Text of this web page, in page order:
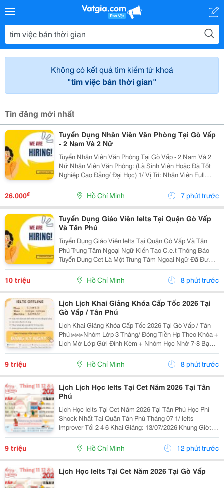
Không có kết quả tìm kiếm từ khoá
"tim việc bán thời gian"
Tin đăng mới nhất
Tuyển Dụng Nhân Viên Văn Phòng Tại Gò Vấp
- 2 Nam Và 2 Nữ
Tuyển Nhân Viên Văn Phòng Tại Gò Vấp - 2 Nam Và 2
Nữ Nhân Viên Văn Phòng: (Là Sinh Viên Hoặc Đã Tốt
Nghiệp Cao Đẳng/ Đại Học) 1/ Vị Trí: Nhân Viên Full
Time (2 Nam 2 Nữ) Ca Làm: 13:00 Đến 21:00 (1 Tháng
Được Nghỉ Phép 1 Ngày, Và Hưởng Các Ngày...
26.000₫ Hồ Chí Minh 7 phút trước
Tuyển Dụng Giáo Viên Ielts Tại Quận Gò Vấp
Và Tân Phú
Tuyển Dụng Giáo Viên Ielts Tại Quận Gò Vấp Và Tân
Phú Trung Tâm Ngoại Ngữ Kiến Tạo C.e.t Thông Báo
Tuyển Dụng Cet Là Một Trung Tâm Ngoại Ngữ Đã Được
Thành Lập 16 Năm Chuyên Về Chương Trình Anh Văn
Học Thuật Ielts &Ndash; Toefl Ibt. Trung Tâm...
10 triệu Hồ Chí Minh 8 phút trước
Lịch Lịch Khai Giảng Khóa Cấp Tốc 2026 Tại
Gò Vấp / Tân Phú
Lịch Khai Giảng Khóa Cấp Tốc 2026 Tại Gò Vấp / Tân
Phú ≫≫≫Nhóm Lớp 3 Tháng/ Đóng Tiền Hp Theo Khóa +
Lịch Mở Lớp Gửi Đính Kèm + Nhóm Học Nhờ 7-8 Bạn/
Lớp + Giáo Trình Ielts Có Band Điểm Lộ Trình, Sách
Nước Ngoài Bám Sát + Chia Đều 4 Kỹ...
9 triệu Hồ Chí Minh 8 phút trước
Lịch Lịch Học Ielts Tại Cet Năm 2026 Tại Tân
Phú
Lịch Học Ielts Tại Cet Năm 2026 Tại Tân Phú Học Phí
Shock Nhất Tại Quận Tân Phú Tháng 07 1/ Ielts
Improver Tối 2 4 6 Khai Giảng: 13/07/2026 Khung Giờ:
18:00 Đến 21:00 Học Phí Ưu Đãi 5% Khi Đăng Ký 2/ Ielts
Basic Tối 3 5 7 Khai...
9 triệu Hồ Chí Minh 12 phút trước
Lịch Học Ielts Tại Cet Năm 2026 Tại Gò Vấp